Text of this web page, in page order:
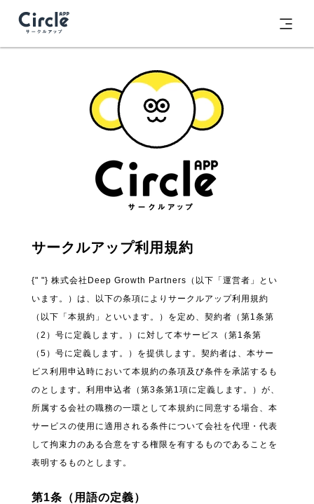
サークルアップ利用規約
{" "} 株式会社Deep Growth Partners（以下「運営者」とい
います。）は、以下の条項によりサークルアップ利用規約
（以下「本規約」といいます。）を定め、契約者（第1条第
（2）号に定義します。）に対して本サービス（第1条第
（5）号に定義します。）を提供します。契約者は、本サー
ビス利用申込時において本規約の条項及び条件を承諾するも
のとします。利用申込者（第3条第1項に定義します。）が、
所属する会社の職務の一環として本規約に同意する場合、本
サービスの使用に適用される条件について会社を代理・代表
して拘束力のある合意をする権限を有するものであることを
表明するものとします。
第1条（用語の定義）